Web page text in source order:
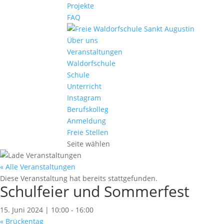
Projekte
FAQ
Über uns
Veranstaltungen
Waldorfschule
Schule
Unterricht
Instagram
Berufskolleg
Anmeldung
Freie Stellen
Seite wählen
« Alle Veranstaltungen
Diese Veranstaltung hat bereits stattgefunden.
Schulfeier und Sommerfest
15. Juni 2024 | 10:00 - 16:00
« Brückentag